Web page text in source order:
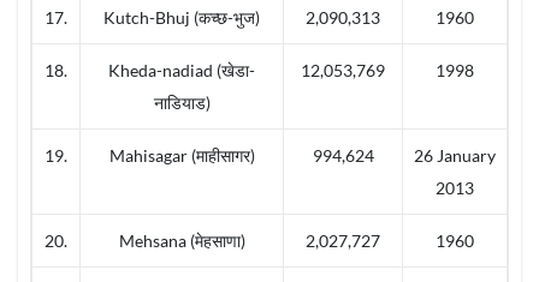
17. Kutch-Bhuj (कच्छ-भुज) 2,090,313 1960
18.
Kheda-nadiad (खेडा-
नाडियाड)
12,053,769 1998
19. Mahisagar (माहीसागर) 994,624
26 January
2013
20. Mehsana (मेहसाणा) 2,027,727 1960